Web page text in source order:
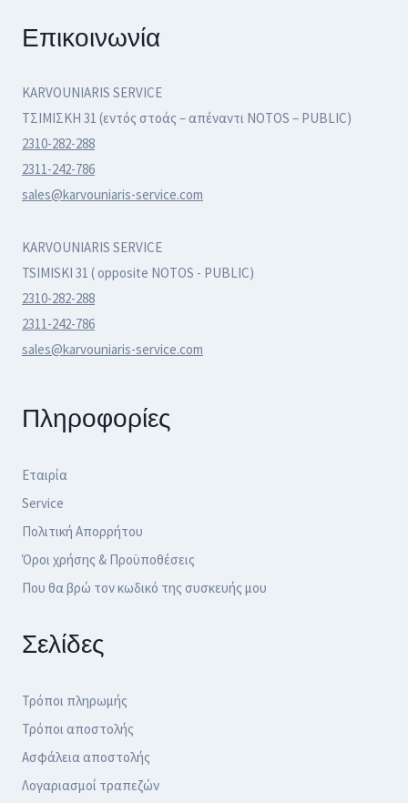
Επικοινωνία
KARVOUNIARIS SERVICE
ΤΣΙΜΙΣΚΗ 31 (εντός στοάς – απέναντι NOTOS – PUBLIC)
2310-282-288
2311-242-786
sales@karvouniaris-service.com
KARVOUNIARIS SERVICE
TSIMISKI 31 ( opposite NOTOS - PUBLIC)
2310-282-288
2311-242-786
sales@karvouniaris-service.com
Πληροφορίες
Εταιρία
Service
Πολιτική Απορρήτου
Όροι χρήσης & Προϋποθέσεις
Που θα βρώ τον κωδικό της συσκευής μου
Σελίδες
Τρόποι πληρωμής
Τρόποι αποστολής
Ασφάλεια αποστολής
Λογαριασμοί τραπεζών